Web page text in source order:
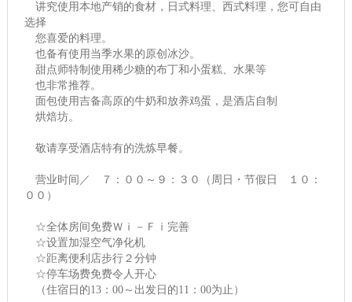
讲究使用本地产销的食材，日式料理、西式料理，您可自由
选择
您喜爱的料理。
也备有使用当季水果的原创冰沙。
甜点师特制使用稀少糖的布丁和小蛋糕、水果等
也非常推荐。
面包使用吉备高原的牛奶和放养鸡蛋，是酒店自制
烘焙坊。
敬请享受酒店特有的洗炼早餐。
营业时间／ ７：００～９：３０（周日・节假日 １０：
００）
☆全体房间免费Ｗｉ－Ｆｉ完善
☆设置加湿空气净化机
☆距离便利店步行２分钟
☆停车场费免费令人开心
（住宿日的13：00～出发日的11：00为止）